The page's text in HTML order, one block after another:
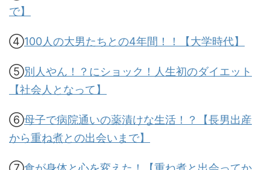
で】
④100人の大男たちとの4年間！！【大学時代】
⑤別人やん！？にショック！人生初のダイエット
【社会人となって】
⑥母子で病院通いの薬漬けな生活！？【長男出産
から重ね煮との出会いまで】